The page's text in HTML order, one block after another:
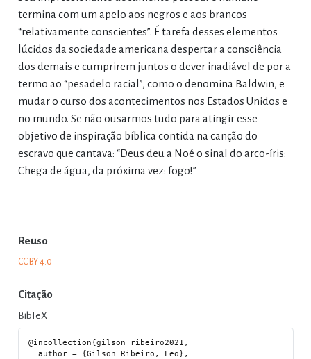
termina com um apelo aos negros e aos brancos
“relativamente conscientes”. É tarefa desses elementos
lúcidos da sociedade americana despertar a consciência
dos demais e cumprirem juntos o dever inadiável de por a
termo ao “pesadelo racial”, como o denomina Baldwin, e
mudar o curso dos acontecimentos nos Estados Unidos e
no mundo. Se não ousarmos tudo para atingir esse
objetivo de inspiração bíblica contida na canção do
escravo que cantava: “Deus deu a Noé o sinal do arco-íris:
Chega de água, da próxima vez: fogo!”
Reuso
CC BY 4.0
Citação
BibTeX
@incollection{gilson_ribeiro2021,
  author = {Gilson Ribeiro, Leo},